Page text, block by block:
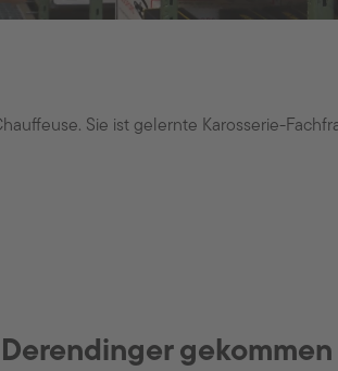
Sie ist gelernte Karosserie-
gekommen